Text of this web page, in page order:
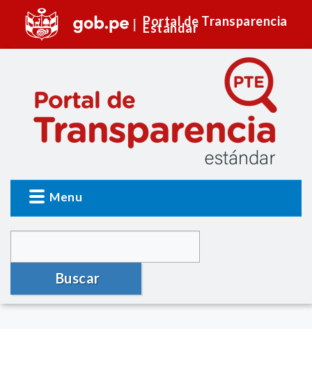
Portal de Transparencia
Estándar
Menu
Buscar